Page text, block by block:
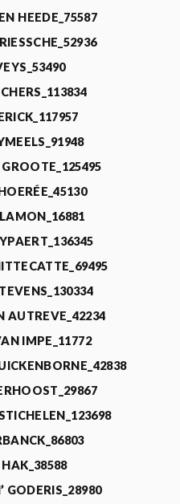
HEEDE_75587
AUTREVE_42234
IMPE_11772
GODERIS_28980